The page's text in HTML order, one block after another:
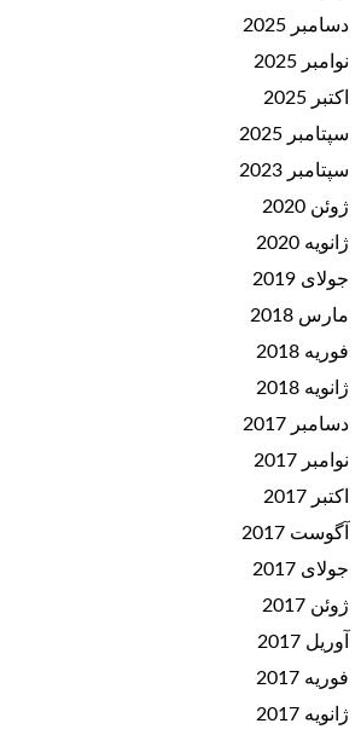
دسامبر 2025
نوامبر 2025
اکتبر 2025
سپتامبر 2025
سپتامبر 2023
ژوئن 2020
ژانویه 2020
جولای 2019
مارس 2018
فوریه 2018
ژانویه 2018
دسامبر 2017
نوامبر 2017
اکتبر 2017
آگوست 2017
جولای 2017
ژوئن 2017
آوریل 2017
فوریه 2017
ژانویه 2017